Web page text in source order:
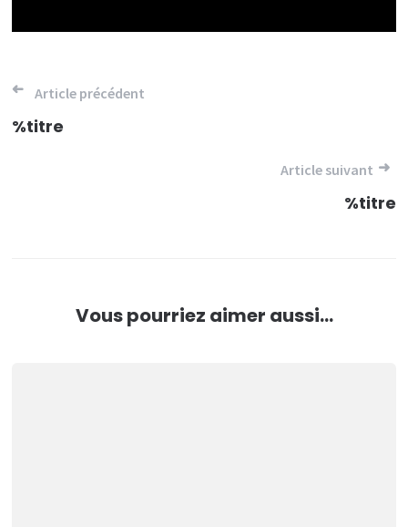
Navigation
de
Article précédent
%titre
Article suivant
%titre
Vous pourriez aimer aussi...